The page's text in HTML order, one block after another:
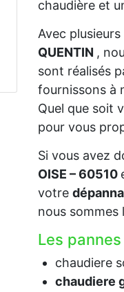
chaudière et
Avec
QUENTIN ,
sont réalisés
fournissons à
Quel que soit
pour vous
Si vous avez
OISE – 60510
votre
nous sommes
Les
chaudiere
chaudiere